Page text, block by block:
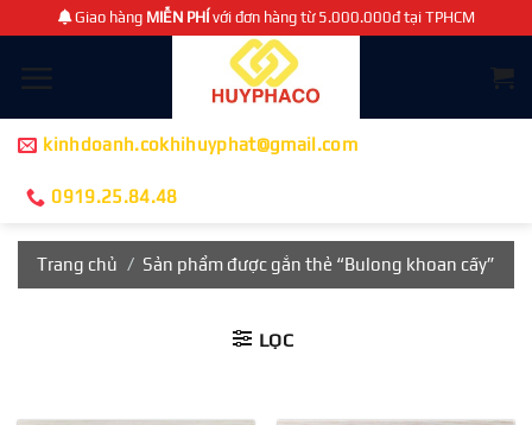
Chuyển
đến
nội
Giao hàng MIỄN PHÍvới đơn hàng từ 5.000.000đ tại TPHCM
kinhdoanh.cokhihuyphat@gmail.com
0919.25.84.48
Trang chủ / Sản phẩm được gắn thẻ “Bulong khoan cấy”
LỌC